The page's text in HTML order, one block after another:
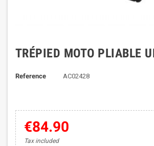
TRÉPIED MOTO PLIABLE
Reference AC02428
€84.90
Tax included